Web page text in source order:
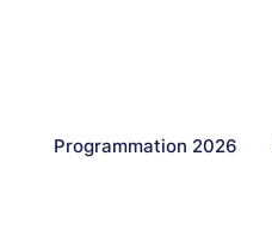
Programmation 2026